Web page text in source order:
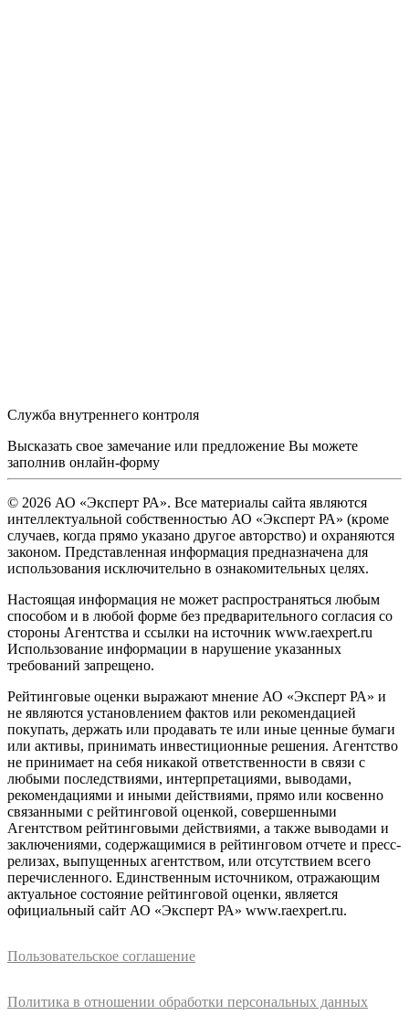
Служба внутреннего контроля
Высказать свое замечание или предложение Вы можете
заполнив онлайн-форму
© 2026 АО «Эксперт РА». Все материалы сайта являются
интеллектуальной собственностью АО «Эксперт РА» (кроме
случаев, когда прямо указано другое авторство) и охраняются
законом. Представленная информация предназначена для
использования исключительно в ознакомительных целях.
Настоящая информация не может распространяться любым
способом и в любой форме без предварительного согласия со
стороны Агентства и ссылки на источник www.raexpert.ru
Использование информации в нарушение указанных
требований запрещено.
Рейтинговые оценки выражают мнение АО «Эксперт РА» и
не являются установлением фактов или рекомендацией
покупать, держать или продавать те или иные ценные бумаги
или активы, принимать инвестиционные решения. Агентство
не принимает на себя никакой ответственности в связи с
любыми последствиями, интерпретациями, выводами,
рекомендациями и иными действиями, прямо или косвенно
связанными с рейтинговой оценкой, совершенными
Агентством рейтинговыми действиями, а также выводами и
заключениями, содержащимися в рейтинговом отчете и пресс-
релизах, выпущенных агентством, или отсутствием всего
перечисленного. Единственным источником, отражающим
актуальное состояние рейтинговой оценки, является
официальный сайт АО «Эксперт РА» www.raexpert.ru.
Пользовательское соглашение
Политика в отношении обработки персональных данных